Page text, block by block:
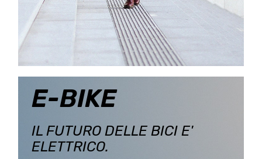
E-BIKE
IL FUTURO DELLE BICI E'
ELETTRICO.